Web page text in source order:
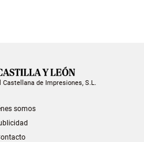
de Impresiones, S.L.
somos